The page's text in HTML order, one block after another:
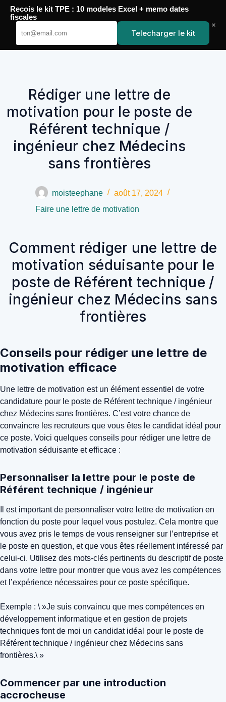
contenu
YoupiJobs
Rédiger une lettre de
motivation pour le poste de
Référent technique /
ingénieur chez Médecins
sans frontières
moisteephane
août 17, 2024
Faire une lettre de motivation
Comment rédiger une lettre de
motivation séduisante pour le
poste de Référent technique /
ingénieur chez Médecins sans
frontières
Conseils pour rédiger une lettre de
motivation efficace
Une lettre de motivation est un élément essentiel de votre
candidature pour le poste de Référent technique / ingénieur
chez Médecins sans frontières. C’est votre chance de
convaincre les recruteurs que vous êtes le candidat idéal pour
ce poste. Voici quelques conseils pour rédiger une lettre de
motivation séduisante et efficace :
Personnaliser la lettre pour le poste de
Référent technique / ingénieur
Il est important de personnaliser votre lettre de motivation en
fonction du poste pour lequel vous postulez. Cela montre que
vous avez pris le temps de vous renseigner sur l’entreprise et
le poste en question, et que vous êtes réellement intéressé par
celui-ci. Utilisez des mots-clés pertinents du descriptif de poste
dans votre lettre pour montrer que vous avez les compétences
et l’expérience nécessaires pour ce poste spécifique.
Exemple : \ »Je suis convaincu que mes compétences en
développement informatique et en gestion de projets
techniques font de moi un candidat idéal pour le poste de
Référent technique / ingénieur chez Médecins sans
frontières.\ »
Commencer par une introduction
accrocheuse
Recois le kit TPE : 10 modeles Excel + memo dates
fiscales
Telecharger le kit
×